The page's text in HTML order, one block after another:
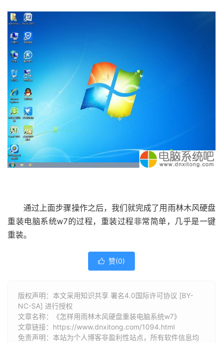
通过上面步骤操作之后，我们就完成了用雨林木风硬盘
重装电脑系统w7的过程，重装过程非常简单，几乎是一键
重装。
 赞(0)
版权声明：本文采用知识共享 署名4.0国际许可协议 [BY-
NC-SA] 进行授权
文章名称：《怎样用雨林木风硬盘重装电脑系统w7》
文章链接： https://www.dnxitong.com/1094.html
免责声明：本站为个人博客非盈利性站点，所有软件信息均